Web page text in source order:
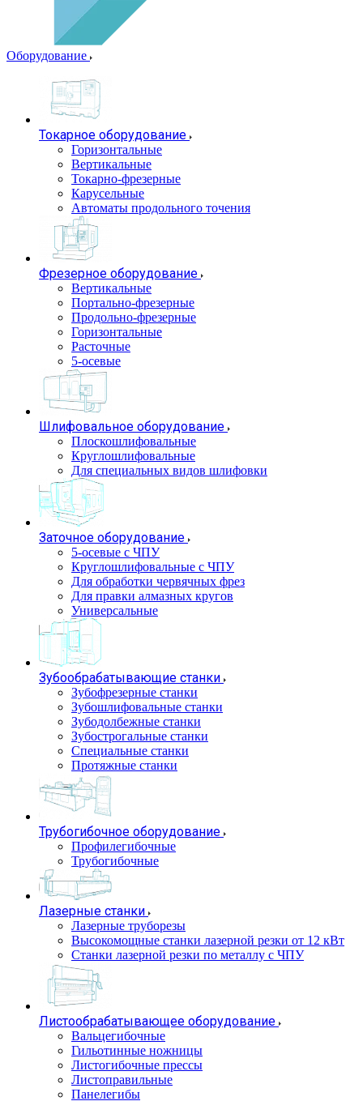
Оборудование
Токарное оборудование
Горизонтальные
Вертикальные
Токарно-фрезерные
Карусельные
Автоматы продольного точения
Фрезерное оборудование
Вертикальные
Портально-фрезерные
Продольно-фрезерные
Горизонтальные
Расточные
5-осевые
Шлифовальное оборудование
Плоскошлифовальные
Круглошлифовальные
Для специальных видов шлифовки
Заточное оборудование
5-осевые с ЧПУ
Круглошлифовальные с ЧПУ
Для обработки червячных фрез
Для правки алмазных кругов
Универсальные
Зубообрабатывающие станки
Зубофрезерные станки
Зубошлифовальные станки
Зубодолбежные станки
Зубострогальные станки
Специальные станки
Протяжные станки
Трубогибочное оборудование
Профилегибочные
Трубогибочные
Лазерные станки
Лазерные труборезы
Высокомощные станки лазерной резки от 12 кВт
Станки лазерной резки по металлу с ЧПУ
Листообрабатывающее оборудование
Вальцегибочные
Гильотинные ножницы
Листогибочные прессы
Листоправильные
Панелегибы